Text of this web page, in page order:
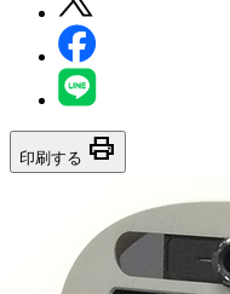
印刷する print